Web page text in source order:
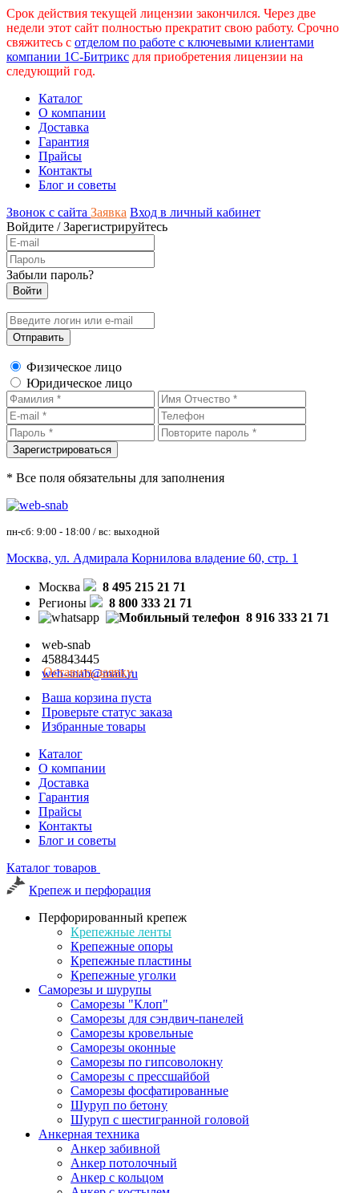
Срок действия текущей лицензии закончился. Через две
недели этот сайт полностью прекратит свою работу. Срочно
свяжитесь с отделом по работе с ключевыми клиентами
компании 1С-Битрикс для приобретения лицензии на
следующий год.
Каталог
О компании
Доставка
Гарантия
Прайсы
Контакты
Блог и советы
Звонок с сайта Заявка Вход в личный кабинет
Войдите /Зарегистрируйтесь
Забыли пароль?
Физическое лицо
Юридическое лицо
* Все поля обязательны для заполнения
пн-сб: 9:00 - 18:00 / вс: выходной
Москва, ул. Адмирала Корнилова владение 60, стр. 1
Москва
8 495 215 21 71
Регионы
8 800 333 21 71
8 916 333 21 71
web-snab
458843445
web-snab@mail.ru
Оставить заявку
Ваша корзина пуста
Проверьте статус заказа
Избранные товары
Каталог
О компании
Доставка
Гарантия
Прайсы
Контакты
Блог и советы
Каталог товаров
Крепеж и перфорация
Перфорированный крепеж
Крепежные ленты
Крепежные опоры
Крепежные пластины
Крепежные уголки
Саморезы и шурупы
Саморезы "Клоп"
Саморезы для сэндвич-панелей
Саморезы кровельные
Саморезы оконные
Саморезы по гипсоволокну
Саморезы с прессшайбой
Саморезы фосфатированные
Шуруп по бетону
Шуруп с шестигранной головой
Анкерная техника
Анкер забивной
Анкер потолочный
Анкер с кольцом